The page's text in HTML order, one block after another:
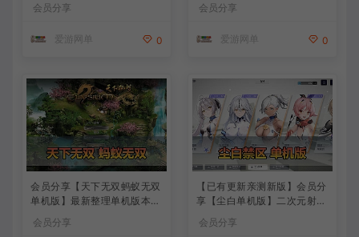
活动148版本官服GM可无限
频安装教学
会员分享
爱游网单 0
背包 抽卡 商店 MOD 未亲测
会员分享
爱游网单 0
会员分享【天下无双蚂蚁无双
单机版】最新整理单机版本
带GM命令后台 武侠怀旧网游
免虚拟机一键端 配套视频教
会员分享
【已有更新亲测新版】会员分
享【尘白单机版】二次元射击
类网游单机版一键端
会员分享